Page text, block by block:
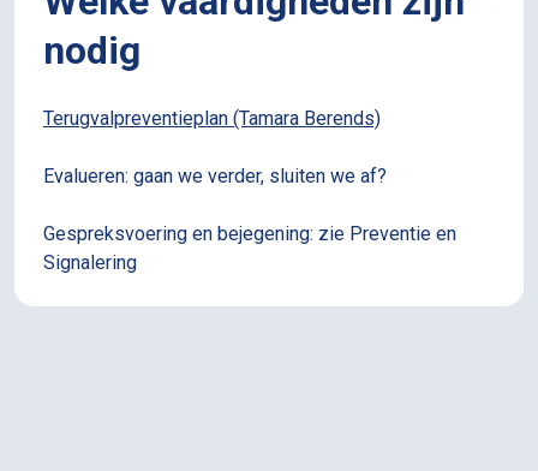
nodig
Terugvalpreventieplan (Tamara Berends)
Evalueren: gaan we verder, sluiten we af?
Gespreksvoering en bejegening: zie Preventie en
Signalering